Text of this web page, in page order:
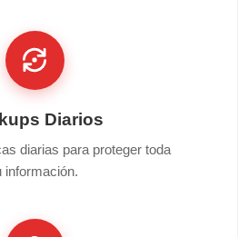
Diarios
diarias para proteger toda
información.